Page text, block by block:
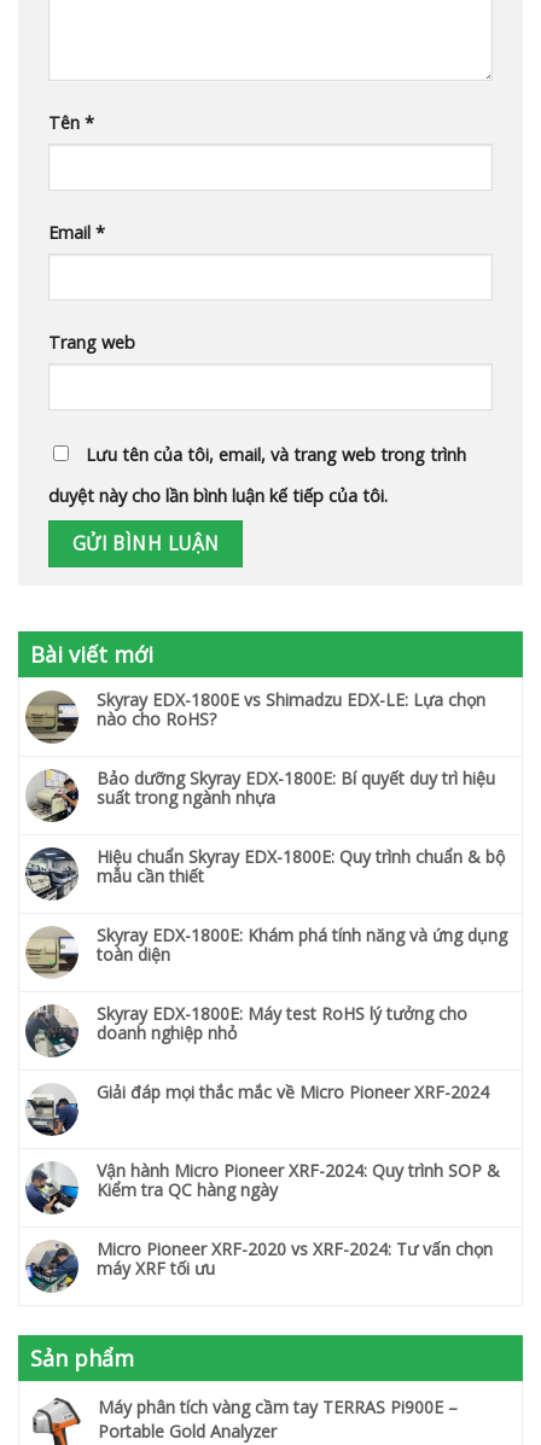
Tên *
Email *
Trang web
Lưu tên của tôi, email, và trang web trong trình
duyệt này cho lần bình luận kế tiếp của tôi.
Bài viết mới
Skyray EDX-1800E vs Shimadzu EDX-LE: Lựa chọn
nào cho RoHS?
Bảo dưỡng Skyray EDX-1800E: Bí quyết duy trì hiệu
suất trong ngành nhựa
Hiệu chuẩn Skyray EDX-1800E: Quy trình chuẩn & bộ
mẫu cần thiết
Skyray EDX-1800E: Khám phá tính năng và ứng dụng
toàn diện
Skyray EDX-1800E: Máy test RoHS lý tưởng cho
doanh nghiệp nhỏ
Giải đáp mọi thắc mắc về Micro Pioneer XRF-2024
Vận hành Micro Pioneer XRF-2024: Quy trình SOP &
Kiểm tra QC hàng ngày
Micro Pioneer XRF-2020 vs XRF-2024: Tư vấn chọn
máy XRF tối ưu
Sản phẩm
Máy phân tích vàng cầm tay TERRAS Pi900E –
Portable Gold Analyzer